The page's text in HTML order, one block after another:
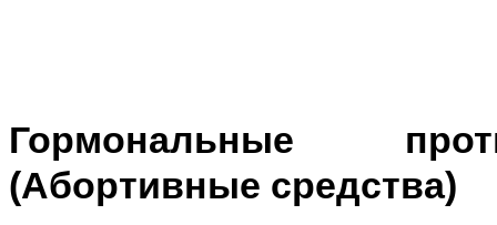
Гормональные
(Абортивные средства)